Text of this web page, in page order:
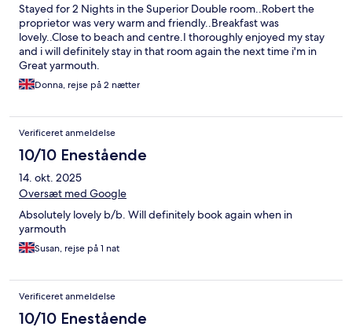
Stayed for 2 Nights in the Superior Double room..Robert the
proprietor was very warm and friendly..Breakfast was
lovely..Close to beach and centre.I thoroughly enjoyed my stay
and i will definitely stay in that room again the next time i'm in
Great yarmouth.
Donna, rejse på 2 nætter
Verificeret anmeldelse
10/10 Enestående
14. okt. 2025
Oversæt med Google
Absolutely lovely b/b. Will definitely book again when in
yarmouth
Susan, rejse på 1 nat
Verificeret anmeldelse
10/10 Enestående